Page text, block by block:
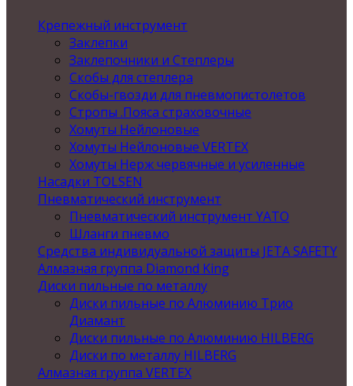
Крепежный инструмент
Заклепки
Заклепочники и Степлеры
Скобы для степлера
Скобы-гвозди для пневмопистолетов
Стропы .Пояса страховочные
Хомуты Нейлоновые
Хомуты Нейлоновые VERTEX
Хомуты Нерж червячные и усиленные
Насадки TOLSEN
Пневматический инструмент
Пневматический инструмент YATO
Шланги пневмо
Средства индивидуальной защиты JETA SAFETY
Алмазная группа Diamond King
Диски пильные по металлу
Диски пильные по Алюминию Трио
Диамант
Диски пильные по Алюминию HILBERG
Диски по металлу HILBERG
Алмазная группа VERTEX